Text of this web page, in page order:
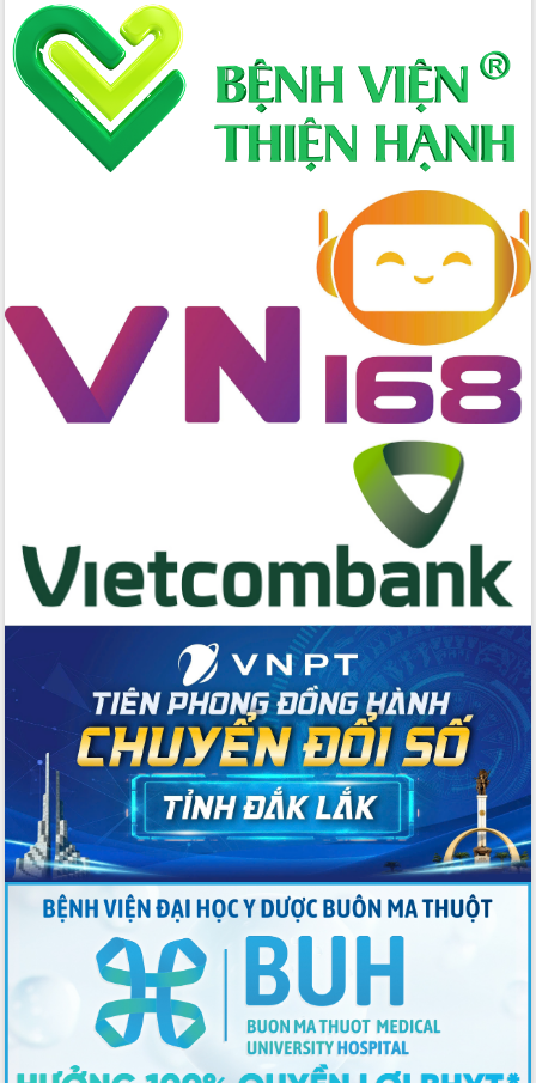
Xây dựng nông thôn mới: Nâng cao đời
sống người dân từ những mô hình thiết
thực
Quyết liệt tháo gỡ vướng mắc, đẩy
nhanh tiến độ các dự án trọng điểm
trong Khu kinh tế Nam Phú Yên
Hòn Yến phát triển du lịch gắn với bảo
Phát động chiến dịch 30 ngày đêm
giải phóng mặt bằng Tuyến đường bộ
ven biển
Đắk Lắk nỗ lực thúc đẩy tăng trưởng
kinh tế từ 10% trở lên trong Quý
Thứ trưởng Bộ Y tế làm việc với tỉnh
Đắk Lắk về phát triển nhân lực y tế
cho trạm y tế cấp xã
Du lịch Đắk Lắk nâng tầm trải nghiệm
du khách thông qua Hệ thống cơ sở dữ
liệu và Bản đồ số
Tập huấn ứng dụng trí tuệ nhân tạo (AI)
trong thương mại điện tử năm 2026
Đoàn đại biểu Quốc hội tỉnh Đắk Lắk
trao đổi thông tin trước Kỳ họp thứ
nhất, Quốc hội khóa XVI
Quyết liệt cải cách hành chính, khơi
thông nguồn lực phát triển
Nâng cao hiệu lực, hiệu quả HĐND
tỉnh thông qua hiện đại hóa hành chính
Xã Ea Phê gắn cải cách hành chính với
chuyển đổi số
Phó Chủ tịch Thường trực UBND tỉnh
Hồ Thị Nguyên Thảo làm việc tại Trung